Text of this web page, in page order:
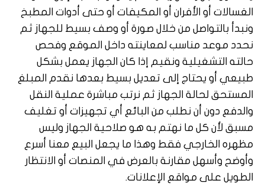
الغسالات أو الأفران أو المكيفات أو حتى أدوات المطبخ
ونبدأ بالتواصل من خلال صورة أو وصف بسيط للجهاز ثم
نحدد موعد مناسب لمعاينته داخل الموقع وفحص
حالته التشغيلية ونقيم إذا كان الجهاز يعمل بشكل
طبيعي أو يحتاج إلى تعديل بسيط بعدها نقدم المبلغ
المستحق لحالة الجهاز ثم نرتب مباشرة عملية النقل
والدفع دون أن نطلب من البائع أي تجهيزات أو تغليف
مسبق لأن كل ما نهتم به هو صلاحية الجهاز وليس
مظهره الخارجي فقط وهذا ما يجعل البيع معنا أسرع
وأوضح وأسهل مقارنة بالعرض في المنصات أو الانتظار
الطويل على مواقع الإعلانات.